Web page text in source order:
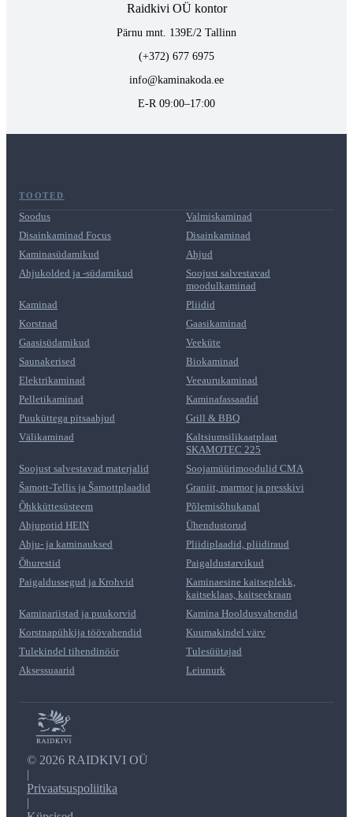
Raidkivi OÜ kontor
Pärnu mnt. 139E/2 Tallinn
(+372) 677 6975
info@kaminakoda.ee
E-R 09:00–17:00
TOOTED
Soodus
Valmiskaminad
Disainkaminad Focus
Disainkaminad
Kaminasüdamikud
Ahjud
Ahjukolded ja -südamikud
Soojust salvestavad
moodulkaminad
Kaminad
Pliidid
Korstnad
Gaasikaminad
Gaasisüdamikud
Veeküte
Saunakerised
Biokaminad
Elektrikaminad
Veeaurukaminad
Pelletikaminad
Kaminafassaadid
Puuküttega pitsaahjud
Grill & BBQ
Välikaminad
Kaltsiumsilikaatplaat
SKAMOTEC 225
Soojust salvestavad materjalid
Soojamüürimoodulid CMA
Šamott-Tellis ja Šamottplaadid
Graniit, marmor ja presskivi
Õhkküttesüsteem
Põlemisõhukanal
Ahjupotid HEIN
Ühendustorud
Ahju- ja kaminauksed
Pliidiplaadid, pliidiraud
Õhurestid
Paigaldustarvikud
Paigaldussegud ja Krohvid
Kaminaesine kaitseplekk,
kaitseklaas, kaitseekraan
Kaminariistad ja puukorvid
Kamina Hooldusvahendid
Korstnapühkija töövahendid
Kuumakindel värv
Tulekindel tihendinöör
Tulesüütajad
Aksessuaarid
Leiunurk
© 2026 RAIDKIVI OÜ
|
Privaatsuspoliitika
|